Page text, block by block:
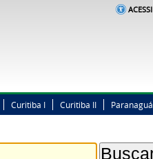
Curitiba I Curitiba II Paranaguá